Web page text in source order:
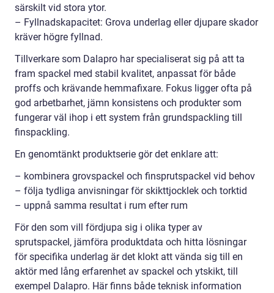
särskilt vid stora ytor.
– Fyllnadskapacitet: Grova underlag eller djupare skador
kräver högre fyllnad.
Tillverkare som Dalapro har specialiserat sig på att ta
fram spackel med stabil kvalitet, anpassat för både
proffs och krävande hemmafixare. Fokus ligger ofta på
god arbetbarhet, jämn konsistens och produkter som
fungerar väl ihop i ett system från grundspackling till
finspackling.
En genomtänkt produktserie gör det enklare att:
– kombinera grovspackel och finsprutspackel vid behov
– följa tydliga anvisningar för skikttjocklek och torktid
– uppnå samma resultat i rum efter rum
För den som vill fördjupa sig i olika typer av
sprutspackel, jämföra produktdata och hitta lösningar
för specifika underlag är det klokt att vända sig till en
aktör med lång erfarenhet av spackel och ytskikt, till
exempel Dalapro. Här finns både teknisk information